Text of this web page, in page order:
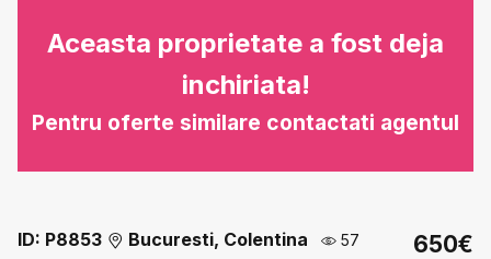
Aceasta proprietate a fost deja
inchiriata!
Pentru oferte similare contactati agentul
ID: P8853 Bucuresti, Colentina 57 650€